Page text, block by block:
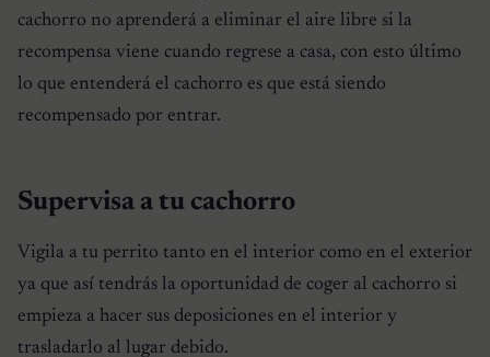
cachorro no aprenderá a eliminar el aire libre si la
recompensa viene cuando regrese a casa, con esto último
lo que entenderá el cachorro es que está siendo
recompensado por entrar.
Supervisa a tu cachorro
Vigila a tu perrito tanto en el interior como en el exterior
ya que así tendrás la oportunidad de coger al cachorro si
empieza a hacer sus deposiciones en el interior y
trasladarlo al lugar debido.